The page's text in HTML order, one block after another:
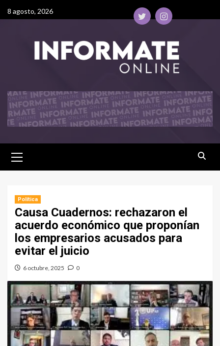
8 agosto, 2026
Política
Causa Cuadernos: rechazaron el
acuerdo económico que proponían
los empresarios acusados para
evitar el juicio
6 octubre, 2025 0